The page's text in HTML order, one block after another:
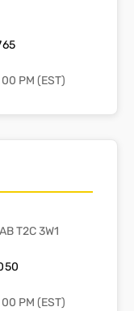
PM (EST)
T2C 3W1
PM (EST)